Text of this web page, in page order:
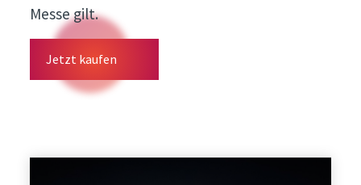
Messe gilt.
Jetzt kaufen